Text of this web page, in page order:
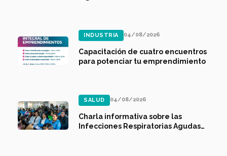
INDUSTRIA 04/08/2026
Capacitación de cuatro encuentros
para potenciar tu emprendimiento
SALUD 04/08/2026
Charla informativa sobre las
Infecciones Respiratorias Agudas